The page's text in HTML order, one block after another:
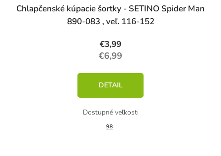
Chlapčenské kúpacie šortky - SETINO Spider Man
890-083 , veľ. 116-152
€3,99
€6,99
DETAIL
98